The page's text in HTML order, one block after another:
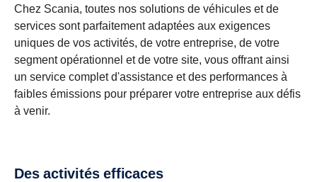
Chez Scania, toutes nos solutions de véhicules et de
services sont parfaitement adaptées aux exigences
uniques de vos activités, de votre entreprise, de votre
segment opérationnel et de votre site, vous offrant ainsi
un service complet d'assistance et des performances à
faibles émissions pour préparer votre entreprise aux défis
à venir.
Des activités efficaces